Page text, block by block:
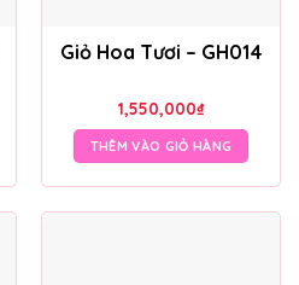
Giỏ Hoa Tươi – GH014
1,550,000₫
THÊM VÀO GIỎ HÀNG